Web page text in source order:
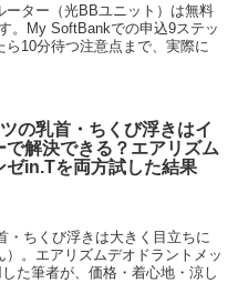
ター（光BBユニット）は無料
。My SoftBankでの申込9ステッ
10分待つ注意点まで、実際に
の乳首・ちくび浮きはイ
で解決できる？エアリズム
ゼin.Tを両方試した結果
・ちくび浮きは大きく目立ちに
。エアリズムデオドラントメッ
た筆者が、価格・着心地・涼し